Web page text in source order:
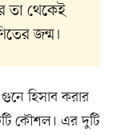
তা থেকেই
জন্ম।
হিসাব করার
কৌশল। এর দুটি